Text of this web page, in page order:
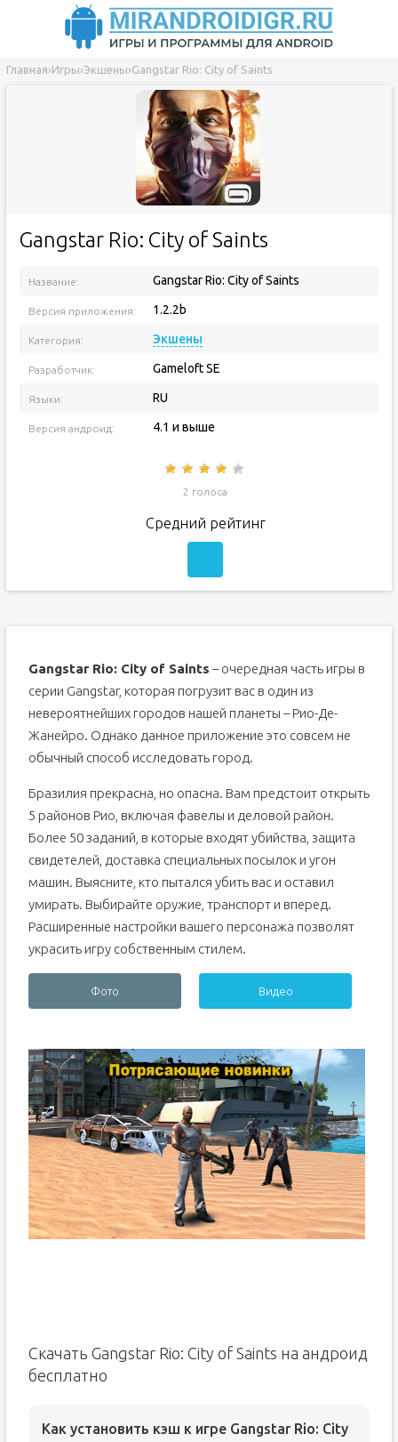
Главная›Игры›Экшены›Gangstar Rio: City of Saints
Gangstar Rio: City of Saints
Название: Gangstar Rio: City of Saints
Версия приложения: 1.2.2b
Категория: Экшены
Разработчик: Gameloft SE
Языки: RU
Версия андроид: 4.1 и выше
2 голоса
Средний рейтинг
Gangstar Rio: City of Saints – очередная часть игры в
серии Gangstar, которая погрузит вас в один из
невероятнейших городов нашей планеты – Рио-Де-
Жанейро. Однако данное приложение это совсем не
обычный способ исследовать город.
Бразилия прекрасна, но опасна. Вам предстоит открыть
5 районов Рио, включая фавелы и деловой район.
Более 50 заданий, в которые входят убийства, защита
свидетелей, доставка специальных посылок и угон
машин. Выясните, кто пытался убить вас и оставил
умирать. Выбирайте оружие, транспорт и вперед.
Расширенные настройки вашего персонажа позволят
украсить игру собственным стилем.
Фото Видео
Скачать Gangstar Rio: City of Saints на андроид
бесплатно
Как установить кэш к игре Gangstar Rio: City